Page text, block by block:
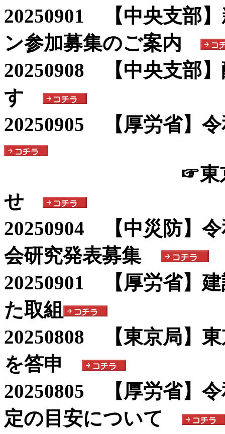
20250901 【中央支部
ン参加募集のご案内
20250908 【中央支部
す
20250905 【厚労省】
☞東京都最低
せ
20250904 【中災防】
会研究発表募集
20250901 【厚労省】
た取組
20250808 【東京局】
を答申
20250805 【厚労省】
定の目安について